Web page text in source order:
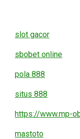
slot gacor
sbobet online
pola 888
situs 888
https://www.mp-
mastoto